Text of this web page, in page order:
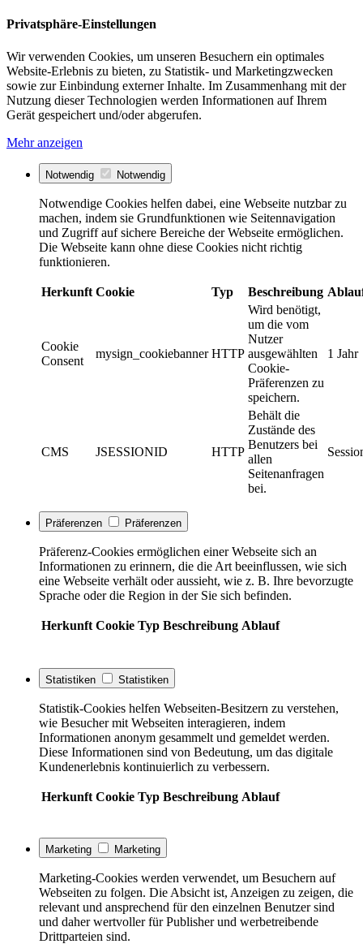
Privatsphäre-Einstellungen
Wir verwenden Cookies, um unseren Besuchern ein optimales
Website-Erlebnis zu bieten, zu Statistik- und Marketingzwecken
sowie zur Einbindung externer Inhalte. Im Zusammenhang mit der
Nutzung dieser Technologien werden Informationen auf Ihrem
Gerät gespeichert und/oder abgerufen.
Mehr anzeigen
Notwendig Notwendig
Notwendige Cookies helfen dabei, eine Webseite nutzbar zu
machen, indem sie Grundfunktionen wie Seitennavigation
und Zugriff auf sichere Bereiche der Webseite ermöglichen.
Die Webseite kann ohne diese Cookies nicht richtig
funktionieren.
Herkunft Cookie Typ Beschreibung
Cookie
Consent
mysign_cookiebanner HTTP
Wird benötigt,
um die vom
Nutzer
ausgewählten
Cookie-
Präferenzen zu
speichern.
1 Jahr
CMS JSESSIONID HTTP
Behält die
Zustände des
Benutzers bei
allen
Seitenanfragen
bei.
Präferenzen Präferenzen
Präferenz-Cookies ermöglichen einer Webseite sich an
Informationen zu erinnern, die die Art beeinflussen, wie sich
eine Webseite verhält oder aussieht, wie z. B. Ihre bevorzugte
Sprache oder die Region in der Sie sich befinden.
Herkunft Cookie Typ Beschreibung Ablauf
Statistiken Statistiken
Statistik-Cookies helfen Webseiten-Besitzern zu verstehen,
wie Besucher mit Webseiten interagieren, indem
Informationen anonym gesammelt und gemeldet werden.
Diese Informationen sind von Bedeutung, um das digitale
Kundenerlebnis kontinuierlich zu verbessern.
Herkunft Cookie Typ Beschreibung Ablauf
Marketing Marketing
Marketing-Cookies werden verwendet, um Besuchern auf
Webseiten zu folgen. Die Absicht ist, Anzeigen zu zeigen, die
relevant und ansprechend für den einzelnen Benutzer sind
und daher wertvoller für Publisher und werbetreibende
Drittparteien sind.